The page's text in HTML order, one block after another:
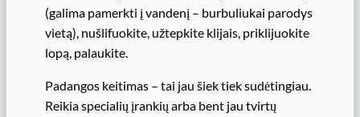
(galima pamerkti į vandenį – burbuliukai parodys
vietą), nušlifuokite, užtepkite klijais, priklijuokite
lopą, palaukite.
Padangos keitimas – tai jau šiek tiek sudėtingiau.
Reikia specialių įrankių arba bent jau tvirtų